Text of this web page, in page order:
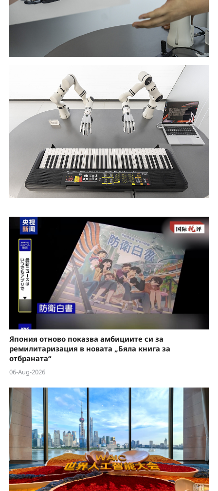
Япония отново показва амбициите си за
ремилитаризация в новата „Бяла книга за
отбраната“
06-Aug-2026